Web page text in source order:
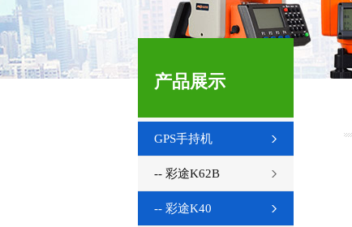
产品展示
GPS手持机
-- 彩途K62B
-- 彩途K40